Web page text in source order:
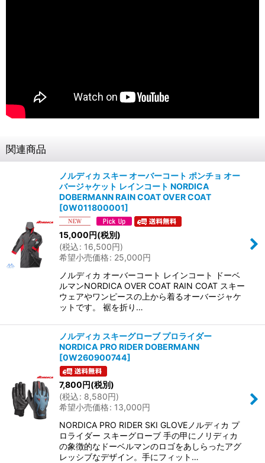
関連商品
ノルディカ スキー オーバーコート ポンチョ オー
バージャケット レインコート NORDICA
DOBERMANN RAIN COAT OVER COAT
[0W011800001]
15,000円(税別)
(税込: 16,500円)
希望小売価格: 25,000円
ノルディカ オーバーコート レインコート ドーベ
ルマンNORDICA OVER COAT RAIN COAT スキー
ウェアやワンピースの上から着るオーバージャケ
ットです。 裾を折り…
ノルディカ スキーグローブ プロライダー
NORDICA PRO RIDER DOBERMANN
[0W260900744]
7,800円(税別)
(税込: 8,580円)
希望小売価格: 13,000円
NORDICA PRO RIDER SKI GLOVEノルディカ プ
ロライダー スキーグローブ 手の甲にノリディカ
の象徴的なドーベルマンのロゴをあしらったアグ
レッシブなデザイン。手にフィット…